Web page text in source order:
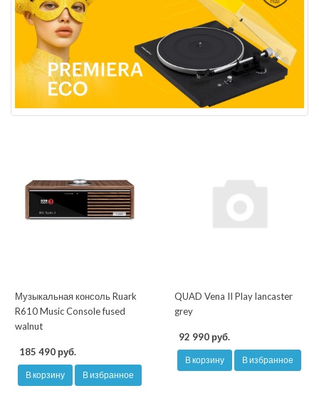
Музыкальная консоль Ruark
R610 Music Console fused
walnut
185 490 руб.
В корзину В избранное
QUAD Vena II Play lancaster
grey
92 990 руб.
В корзину В избранное